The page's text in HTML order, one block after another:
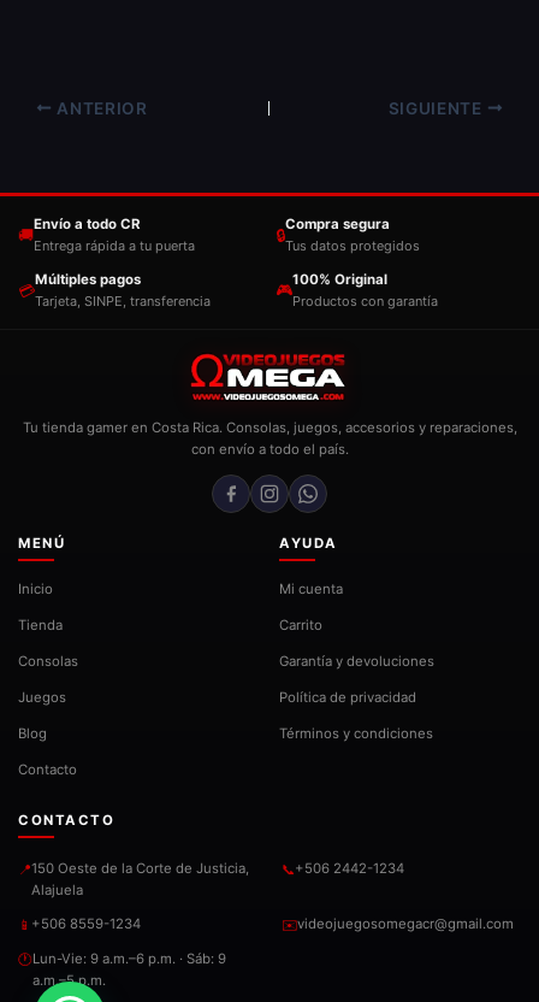
ANTERIOR SIGUIENTE
🚚
Envío a todo CR
Entrega rápida a tu puerta
🔒
Compra segura
Tus datos protegidos
💳
Múltiples pagos
Tarjeta, SINPE, transferencia
🎮
100% Original
Productos con garantía
Tu tienda gamer en Costa Rica. Consolas, juegos, accesorios y reparaciones,
con envío a todo el país.
MENÚ
Inicio
Tienda
Consolas
Juegos
Blog
Contacto
AYUDA
Mi cuenta
Carrito
Garantía y devoluciones
Política de privacidad
Términos y condiciones
CONTACTO
📍150 Oeste de la Corte de Justicia,
Alajuela
📞+506 2442-1234
📱 +506 8559-1234 ✉️videojuegosomegacr@gmail.com
🕐Lun-Vie: 9 a.m.–6 p.m. · Sáb: 9
a.m.–5 p.m.